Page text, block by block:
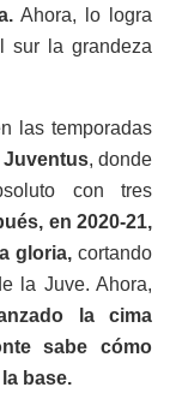
Ahora, lo logra
sur la grandeza
las temporadas
Juventus, donde
con tres
en 2020-21,
gloria,cortando
la Juve. Ahora,
la cima
sabe cómo
base.